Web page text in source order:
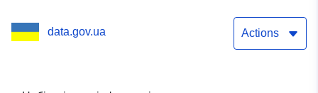
природний газ, тверде
data.gov.ua Actions